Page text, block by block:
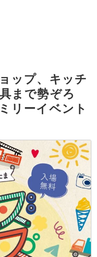
ップ、キッチ
まで勢ぞろ
リーイベント